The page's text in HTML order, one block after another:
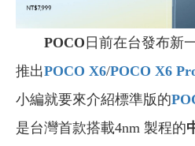
POCO 日前在台發布新
推出POCO X6/POCO X6
小編就要來介紹標準版的
是台灣首款搭載4nm 製程的